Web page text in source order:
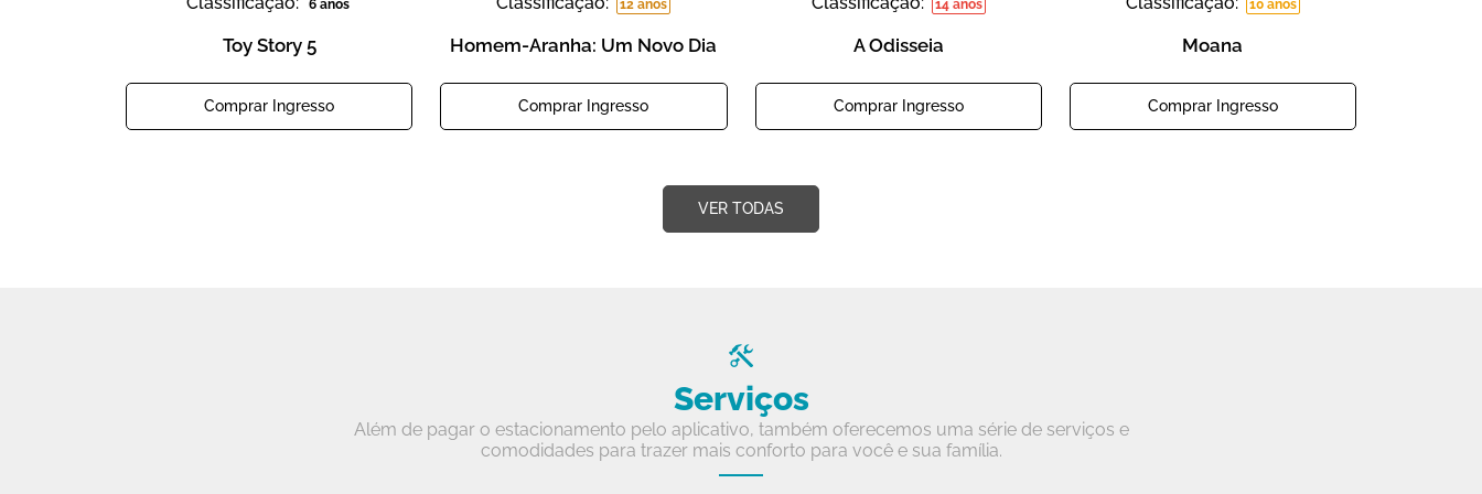
6 anos
Toy Story 5
Comprar Ingresso
12 anos
Homem-Aranha: Um Novo Dia
Comprar Ingresso
14 anos
A Odisseia
Comprar Ingresso
10 anos
Moana
Comprar Ingresso
VER TODAS
Serviços
Além de pagar o estacionamento pelo aplicativo, também oferecemos uma série de serviços e
comodidades para trazer mais conforto para você e sua família.